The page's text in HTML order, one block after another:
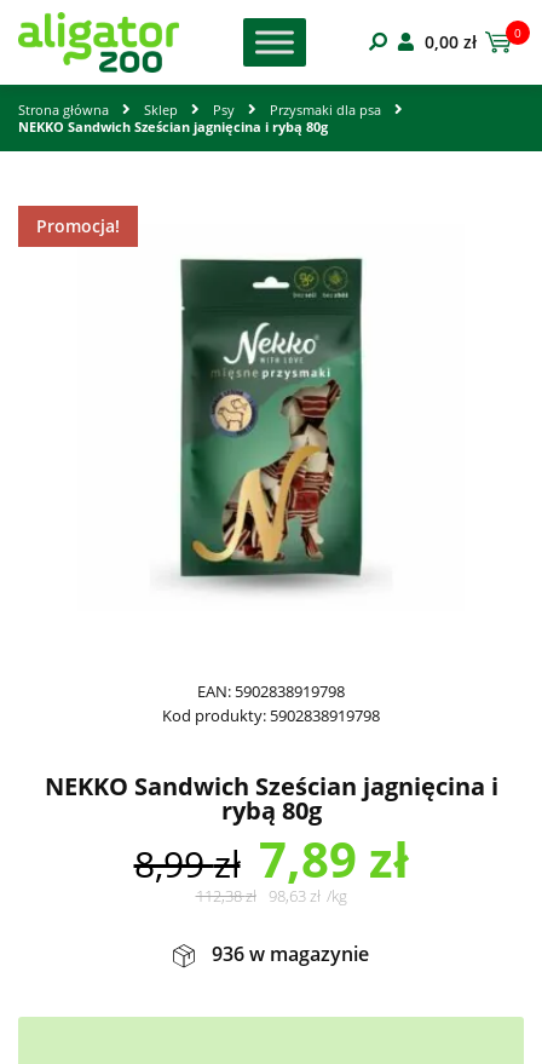
0,00 zł 0
Strona główna Sklep Psy
Przysmaki dla psa
NEKKO Sandwich Sześcian jagnięcina i rybą 80g
Promocja!
EAN: 5902838919798
Kod produkty: 5902838919798
NEKKO Sandwich Sześcian jagnięcina i
rybą 80g
8,99zł 7,89 zł
112,38zł 98,63zł /kg
936 w magazynie